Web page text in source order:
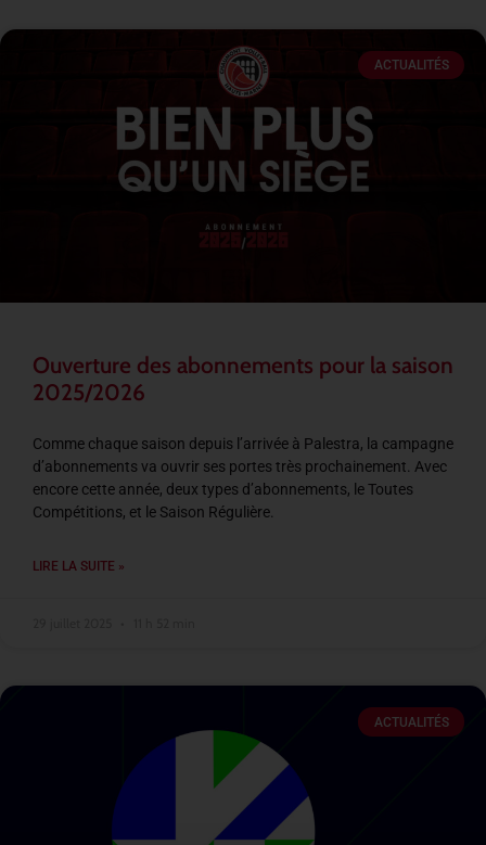
ACTUALITÉS
Ouverture des abonnements pour la saison
2025/2026
Comme chaque saison depuis l’arrivée à Palestra, la campagne
d’abonnements va ouvrir ses portes très prochainement. Avec
encore cette année, deux types d’abonnements, le Toutes
Compétitions, et le Saison Régulière.
LIRE LA SUITE »
ACTUALITÉS